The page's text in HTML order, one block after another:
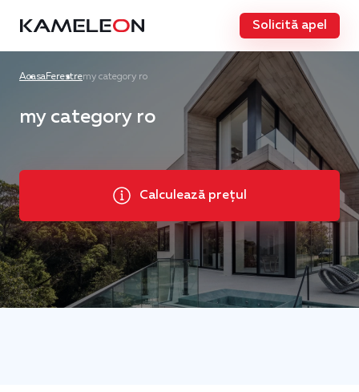
Solicită apel
AcasaFerestremy category ro
my category ro
Calculează prețul